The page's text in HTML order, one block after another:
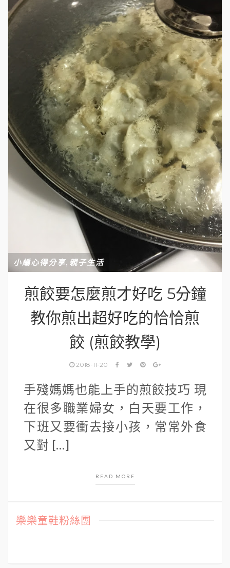
小編心得分享, 親子生活
煎餃要怎麼煎才好吃 5分鐘
教你煎出超好吃的恰恰煎
餃 (煎餃教學)
2018-11-20
手殘媽媽也能上手的煎餃技巧 現
在很多職業婦女，白天要工作，
下班又要衝去接小孩，常常外食
又對 […]
READ MORE
樂樂童鞋粉絲團